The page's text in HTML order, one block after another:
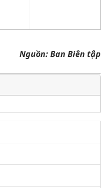
Nguồn:Ban Biên tập